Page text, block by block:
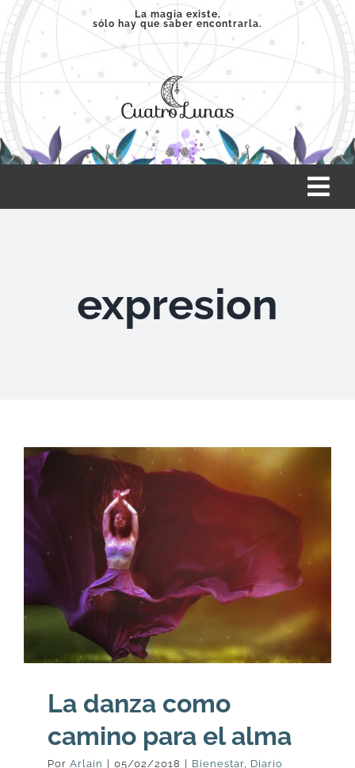
Saltar
contenido
La magia existe,
sólo hay que saber encontrarla.
ARTÍCULOS
ACERCA
CONTACTO
expresion
La danza como
camino para el alma
Por Arlain | 05/02/2018 | Bienestar Diario